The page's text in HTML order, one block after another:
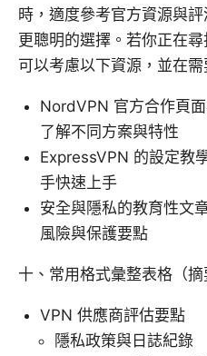
時，適度參考官方資源與
更聰明的選擇。若你正在
可以考慮以下資源，並在需
NordVPN 官方合作頁
了解不同方案與特性
ExpressVPN 的設定教
手快速上手
安全與隱私的教育性文
風險與保護要點
十、常用格式彙整表格（摘
VPN 供應商評估要點
隱私政策與日誌紀錄